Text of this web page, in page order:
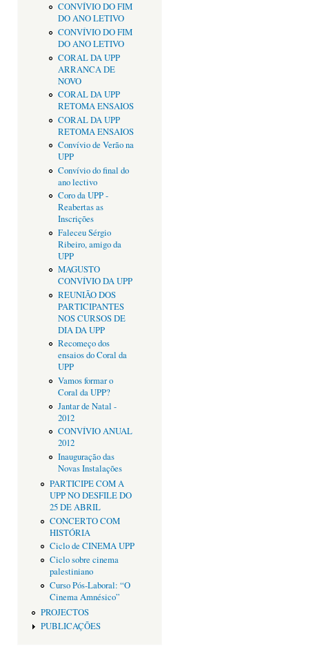
CONVÍVIO DO FIM
DO ANO LETIVO
CONVÍVIO DO FIM
DO ANO LETIVO
CORAL DA UPP
ARRANCA DE
NOVO
CORAL DA UPP
RETOMA ENSAIOS
CORAL DA UPP
RETOMA ENSAIOS
Convívio de Verão na
UPP
Convívio do final do
ano lectivo
Coro da UPP -
Reabertas as
Inscrições
Faleceu Sérgio
Ribeiro, amigo da
UPP
MAGUSTO
CONVÍVIO DA UPP
REUNIÃO DOS
PARTICIPANTES
NOS CURSOS DE
DIA DA UPP
Recomeço dos
ensaios do Coral da
UPP
Vamos formar o
Coral da UPP?
Jantar de Natal -
2012
CONVÍVIO ANUAL
2012
Inauguração das
Novas Instalações
PARTICIPE COM A
UPP NO DESFILE DO
25 DE ABRIL
CONCERTO COM
HISTÓRIA
Ciclo de CINEMA UPP
Ciclo sobre cinema
palestiniano
Curso Pós-Laboral: “O
Cinema Amnésico”
PROJECTOS
PUBLICAÇÕES